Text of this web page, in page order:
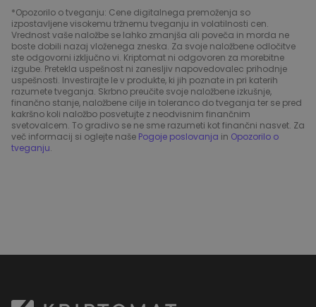
*Opozorilo o tveganju: Cene digitalnega premoženja so
izpostavljene visokemu tržnemu tveganju in volatilnosti cen.
Vrednost vaše naložbe se lahko zmanjša ali poveča in morda ne
boste dobili nazaj vloženega zneska. Za svoje naložbene odločitve
ste odgovorni izključno vi. Kriptomat ni odgovoren za morebitne
izgube. Pretekla uspešnost ni zanesljiv napovedovalec prihodnje
uspešnosti. Investirajte le v produkte, ki jih poznate in pri katerih
razumete tveganja. Skrbno preučite svoje naložbene izkušnje,
finančno stanje, naložbene cilje in toleranco do tveganja ter se pred
kakršno koli naložbo posvetujte z neodvisnim finančnim
svetovalcem. To gradivo se ne sme razumeti kot finančni nasvet. Za
več informacij si oglejte naše Pogoje poslovanja in Opozorilo o
tveganju.